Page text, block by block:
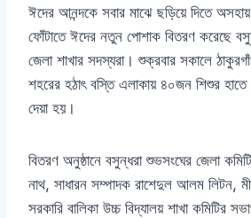
o
P
l
a
y
r
ঈদের আনন্দকে সবার মাঝে ছড়িয়ে দিতে অসহায়
ফোঁটাতে ঈদের নতুন পোশাক বিতরণ করেছে
জেলা শাখার সদস্যরা। শুক্রবার সকালে
শহরের হঠাৎ বস্তি এলাকায় ৪০জন শিশুর
দেয়া হয়।
বিতরণ অনুষ্ঠানে বসুন্ধরা শুভসংঘের জেলা
নাথ, সাধারন সম্পাদক রাশেদুল আলম লিটন,
সরকারি বালিকা উচ্চ বিদ্যালয় শাখা কমিটির